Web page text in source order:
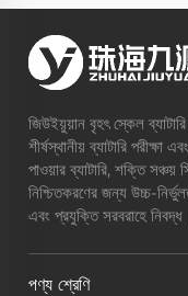
জিউইয়ুয়ান বৃহৎ স্কেল ব্যাটারি
শীর্ষস্থানীয় ব্যাটারি পরীক্ষা
পাওয়ার ব্যাটারি, শক্তি সঞ্চয়
নিশ্চিতকরণের জন্য উচ্চ-
এবং প্রযুক্তি সরবরাহে
পণ্য শ্রেণি